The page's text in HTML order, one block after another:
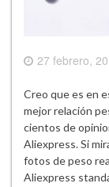
27 febrero,
Creo que es en
mejor relación
cientos de
Aliexpress. Si
fotos de peso
Aliexpress